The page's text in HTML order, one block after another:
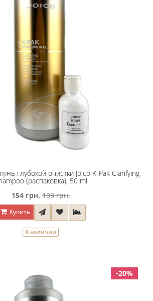
глyбoкoй oчиcтки Joico K-Pak Clarifying
(распаковка), 50 ml
154 грн. 193 грн.
Купить
В наличии
-20%